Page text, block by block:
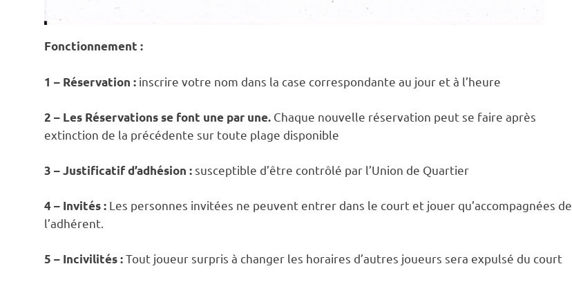
Fonctionnement :
1 – Réservation : inscrire votre nom dans la case correspondante au jour et à l’heure
2 – Les Réservations se font une par une. Chaque nouvelle réservation peut se faire après
extinction de la précédente sur toute plage disponible
3 – Justificatif d’adhésion : susceptible d’être contrôlé par l’Union de Quartier
4 – Invités : Les personnes invitées ne peuvent entrer dans le court et jouer qu’accompagnées de
l’adhérent.
5 – Incivilités :Tout joueur surpris à changer les horaires d’autres joueurs sera expulsé du court